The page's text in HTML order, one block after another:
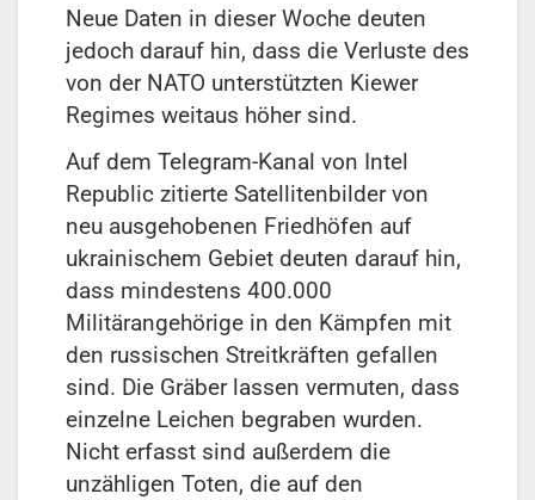
Neue Daten in dieser Woche deuten
jedoch darauf hin, dass die Verluste des
von der NATO unterstützten Kiewer
Regimes weitaus höher sind.
Auf dem Telegram-Kanal von Intel
Republic zitierte Satellitenbilder von
neu ausgehobenen Friedhöfen auf
ukrainischem Gebiet deuten darauf hin,
dass mindestens 400.000
Militärangehörige in den Kämpfen mit
den russischen Streitkräften gefallen
sind. Die Gräber lassen vermuten, dass
einzelne Leichen begraben wurden.
Nicht erfasst sind außerdem die
unzähligen Toten, die auf den